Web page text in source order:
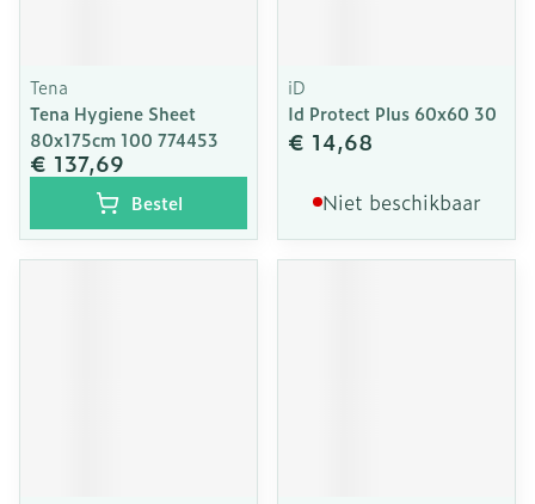
Tena
Tena Hygiene Sheet
80x175cm 100 774453
€ 137,69
Bestel
iD
Id Protect Plus 60x60 30
€ 14,68
Niet beschikbaar